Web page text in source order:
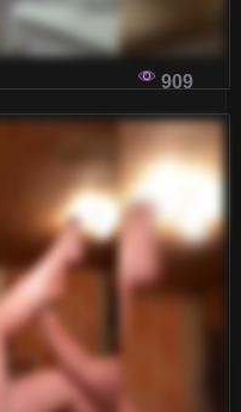
909